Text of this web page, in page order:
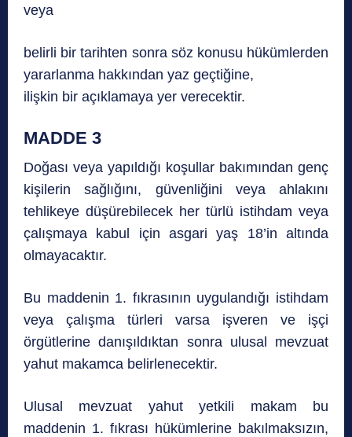
veya
belirli bir tarihten sonra söz konusu hükümlerden
yararlanma hakkından yaz geçtiğine,
ilişkin bir açıklamaya yer verecektir.
MADDE 3
Doğası veya yapıldığı koşullar bakımından genç
kişilerin sağlığını, güvenliğini veya ahlakını
tehlikeye düşürebilecek her türlü istihdam veya
çalışmaya kabul için asgari yaş 18’in altında
olmayacaktır.
Bu maddenin 1. fıkrasının uygulandığı istihdam
veya çalışma türleri varsa işveren ve işçi
örgütlerine danışıldıktan sonra ulusal mevzuat
yahut makamca belirlenecektir.
Ulusal mevzuat yahut yetkili makam bu
maddenin 1. fıkrası hükümlerine bakılmaksızın,